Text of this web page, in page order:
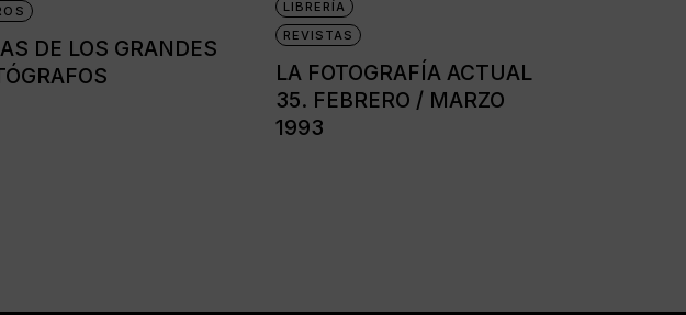
DE LOS GRANDES
LIBRERÍA
REVISTAS
LA FOTOGRAFÍA ACTUAL
35. FEBRERO / MARZO
1993